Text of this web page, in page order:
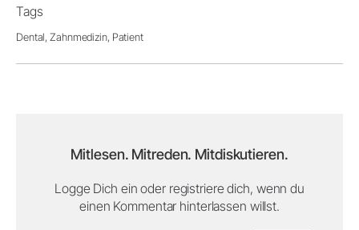
Tags
Dental, Zahnmedizin, Patient
Mitlesen. Mitreden. Mitdiskutieren.
Logge Dich ein oder registriere dich, wenn du
einen Kommentar hinterlassen willst.